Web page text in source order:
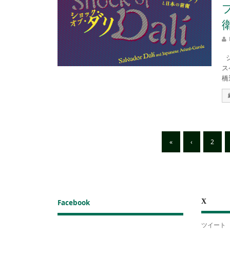
« ‹ 2
Facebook X
ツイート